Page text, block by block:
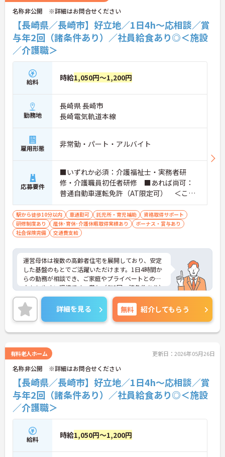
談ください！
名称非公開 ※詳細はお問合せください
【長崎県／長崎市】好立地／1日4h～応相談／賞
与年2回（諸条件あり）／社員給食あり◎＜施設
／介護職＞
給料 時給1,050円～1,200円
勤務地
長崎県 長崎市
長崎電気軌道本線
雇用形態 非常勤・パート・アルバイト
応募要件
■いずれか必須：介護福祉士・実務者研
修・介護職員初任者研修 ■あれば尚可：
普通自動車運転免許（AT限定可） ＜こん
な方におすすめ＞ワークライフバランスを
大切にしたいとお考えの方、入居者様それ
ぞれに合わせた、温かいケアを提供したい
方、これまでの介護分野でのご経験を有効
駅から徒歩10分以内 車通勤可 託児所・育児補助
資格取得サポート
研修制度あり
産休･育休･介護休暇取得実績あり
ボーナス・賞与あり
社会保険完備
交通費支給
運営母体は複数の高齢者住宅を展開しており、安定
した基盤のもとでご活躍いただけます。1日4時間か
らの勤務が相談でき、ご家庭やプライベートとの両
立もしやすい環境です。賞与（年2回、諸条件あり）
や昇給の実績もあり、あなたの頑張りがしっかりと
評価されます。無料の社員給食（1日1食）や、育休
からの復職をサポートする育児給付金+（プラス）
制度（最大10万円）、資格取得支援制度（最大10万
円補助）など、福利厚生も充実しています。社内研
を目指したい方にも最適です。ご興味のある方に
は、面接対策ポイントなど、さらに詳細をお話しし
ますのでお気軽にご相談ください！
詳細を見る 無料 紹介してもらう
有料老人ホーム 更新日：2026年05月26日
名称非公開 ※詳細はお問合せください
【長崎県／長崎市】好立地／1日4h～応相談／賞
与年2回（諸条件あり）／社員給食あり◎＜施設
／介護職＞
給料 時給1,050円～1,200円